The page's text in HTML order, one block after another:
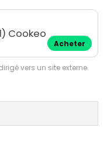
Cookeo
Acheter
vers un site externe.